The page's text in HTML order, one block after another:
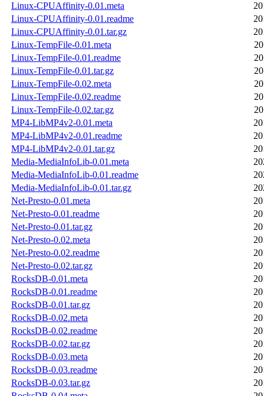
Linux-CPUAffinity-0.01.meta
Linux-CPUAffinity-0.01.readme
Linux-CPUAffinity-0.01.tar.gz
Linux-TempFile-0.01.meta
Linux-TempFile-0.01.readme
Linux-TempFile-0.01.tar.gz
Linux-TempFile-0.02.meta
Linux-TempFile-0.02.readme
Linux-TempFile-0.02.tar.gz
MP4-LibMP4v2-0.01.meta
MP4-LibMP4v2-0.01.readme
MP4-LibMP4v2-0.01.tar.gz
Media-MediaInfoLib-0.01.meta
Media-MediaInfoLib-0.01.readme
Media-MediaInfoLib-0.01.tar.gz
Net-Presto-0.01.meta
Net-Presto-0.01.readme
Net-Presto-0.01.tar.gz
Net-Presto-0.02.meta
Net-Presto-0.02.readme
Net-Presto-0.02.tar.gz
RocksDB-0.01.meta
RocksDB-0.01.readme
RocksDB-0.01.tar.gz
RocksDB-0.02.meta
RocksDB-0.02.readme
RocksDB-0.02.tar.gz
RocksDB-0.03.meta
RocksDB-0.03.readme
RocksDB-0.03.tar.gz